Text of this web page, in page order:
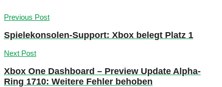
Previous Post
Spielekonsolen-Support: Xbox belegt Platz 1
Next Post
Xbox One Dashboard – Preview Update Alpha-
Ring 1710: Weitere Fehler behoben